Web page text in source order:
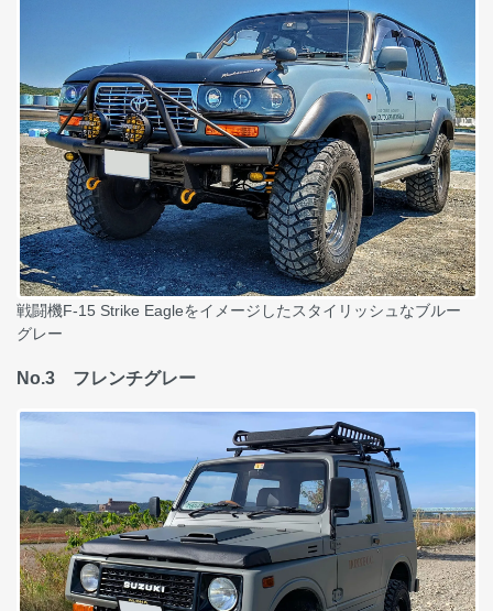
戦闘機F-15 Strike Eagleをイメージしたスタイリッシュなブルー
グレー
No.3 フレンチグレー